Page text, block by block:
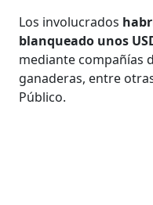
Los involucrados
blanqueado unos
mediante compañías
ganaderas, entre
Público.